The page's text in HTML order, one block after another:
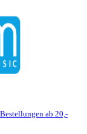
ab 20,-